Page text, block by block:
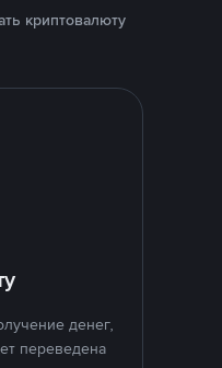
криптовалюту
денег,
переведена